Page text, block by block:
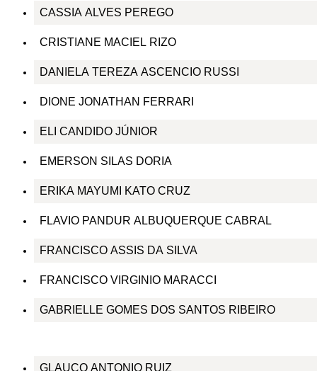
CASSIA ALVES PEREGO
CRISTIANE MACIEL RIZO
DANIELA TEREZA ASCENCIO RUSSI
DIONE JONATHAN FERRARI
ELI CANDIDO JÚNIOR
EMERSON SILAS DORIA
ERIKA MAYUMI KATO CRUZ
FLAVIO PANDUR ALBUQUERQUE CABRAL
FRANCISCO ASSIS DA SILVA
FRANCISCO VIRGINIO MARACCI
GABRIELLE GOMES DOS SANTOS RIBEIRO
GLAUCO ANTONIO RUIZ